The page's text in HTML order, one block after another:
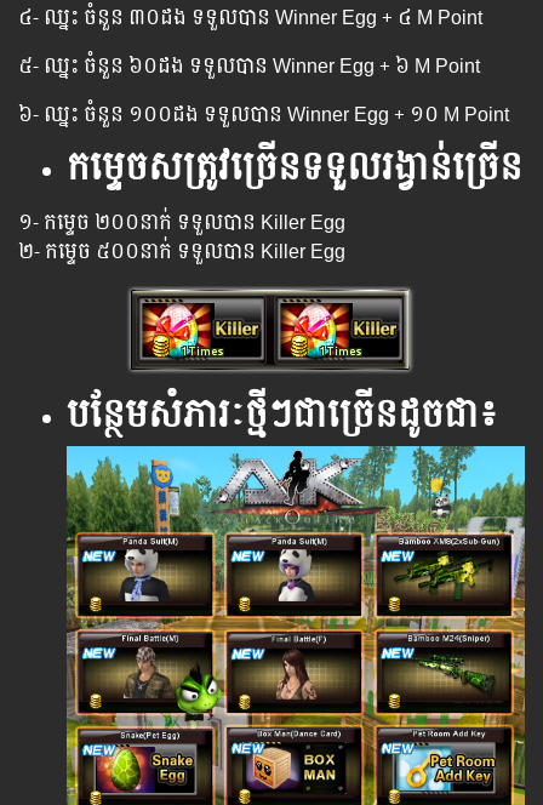
៤- ឈ្នះ ចំនួន ៣០ដង ទទួល​បាន Winner Egg​ + ៤ M Point
៥- ឈ្នះ ចំនួន ៦០ដង ទទួល​បាន Winner Egg​ + ៦ M Point
៦- ឈ្នះ ចំនួន ១០០ដង ទទួល​បាន Winner Egg​ + ១០ M Point
កម្ទេចសត្រូវច្រើនទទួលរង្វាន់ច្រើន
១- កម្ទេច​ ២០០នាក់​ ទទួល​បាន Killer Egg
២- កម្ទេច​ ៥០០នាក់ ទទួល​បាន Killer Egg
បន្ថែមសំភារៈថ្មីៗជាច្រើនដូចជា៖